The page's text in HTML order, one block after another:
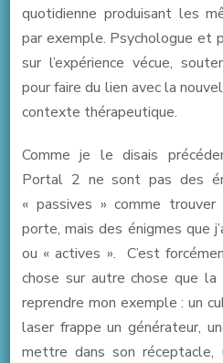
quotidienne produisant les
par exemple. Psychologue et
sur l’expérience vécue,
pour faire du lien avec la
contexte thérapeutique.
Comme je le disais
Portal 2 ne sont pas des
« passives » comme
porte, mais des énigmes que
ou « actives ». C’est
chose sur autre chose que
reprendre mon exemple : un
laser frappe un générateur,
mettre dans son